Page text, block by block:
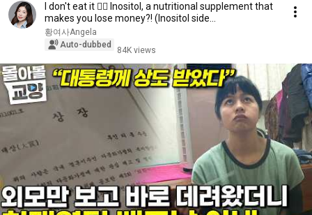
I don't eat it 🙅‍♀️ Inositol, a nutritional supplement that
makes you lose money?! (Inositol side...
황여사Angela
Auto-dubbed
84K views